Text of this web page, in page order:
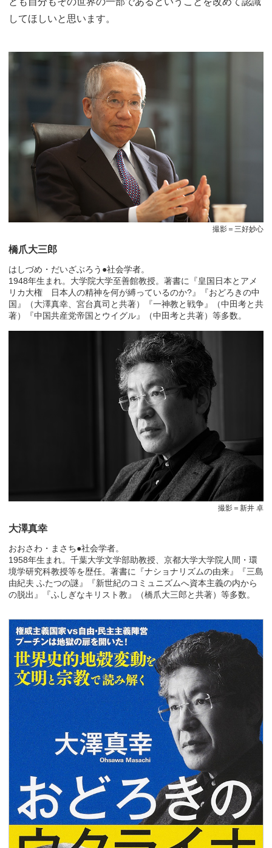
してほしいと思います。
撮影＝三好妙心
橋爪大三郎
はしづめ・だいざぶろう●社会学者。
1948年生まれ。大学院大学至善館教授。著書に『皇国日本とアメ
リカ大権 日本人の精神を何が縛っているのか?』『おどろきの中
国』（大澤真幸、宮台真司と共著）『一神教と戦争』（中田考と共
著）『中国共産党帝国とウイグル』（中田考と共著）等多数。
撮影＝新井 卓
大澤真幸
おおさわ・まさち●社会学者。
1958年生まれ。千葉大学文学部助教授、京都大学大学院人間・環
境学研究科教授等を歴任。著書に『ナショナリズムの由来』『三島
由紀夫 ふたつの謎』『新世紀のコミュニズムへ資本主義の内から
の脱出』『ふしぎなキリスト教』（橋爪大三郎と共著）等多数。